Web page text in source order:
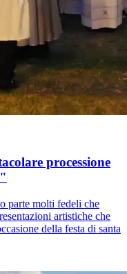
processione
parte molti fedeli che
artistiche che
della festa di santa